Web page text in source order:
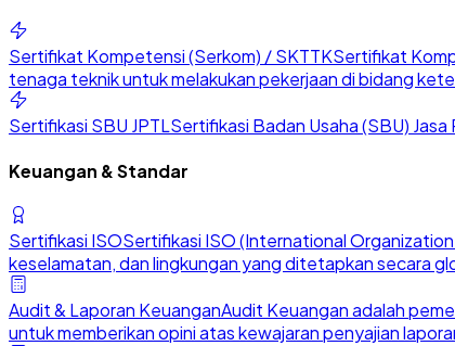
Sertifikat Kompetensi (Serkom) / SKTTKSertifikat
tenaga teknik untuk melakukan pekerjaan di bidang
Sertifikasi SBU JPTLSertifikasi Badan Usaha (SBU) Jasa
Keuangan & Standar
Sertifikasi ISOSertifikasi ISO (International
keselamatan, dan lingkungan yang ditetapkan secara
Audit & Laporan KeuanganAudit Keuangan adalah
untuk memberikan opini atas kewajaran penyajian